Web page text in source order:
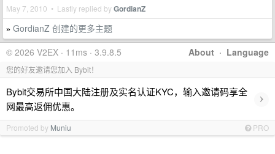
May 7, 2010 • Lastly replied byGordianZ
» GordianZ 创建的更多主题
About · Language
© 2026 V2EX · 11ms · 3.9.8.5
您的好友邀请您加入 Bybit！
Bybit交易所中国大陆注册及实名认证KYC，输入邀请码享全
网最高返佣优惠。
›
Promoted by Muniu PRO